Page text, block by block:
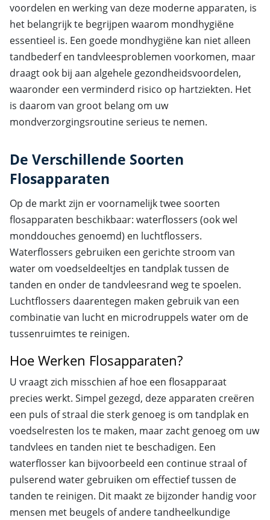
voordelen en werking van deze moderne apparaten, is
het belangrijk te begrijpen waarom mondhygiëne
essentieel is. Een goede mondhygiëne kan niet alleen
tandbederf en tandvleesproblemen voorkomen, maar
draagt ook bij aan algehele gezondheidsvoordelen,
waaronder een verminderd risico op hartziekten. Het
is daarom van groot belang om uw
mondverzorgingsroutine serieus te nemen.
De Verschillende Soorten
Flosapparaten
Op de markt zijn er voornamelijk twee soorten
flosapparaten beschikbaar: waterflossers (ook wel
monddouches genoemd) en luchtflossers.
Waterflossers gebruiken een gerichte stroom van
water om voedseldeeltjes en tandplak tussen de
tanden en onder de tandvleesrand weg te spoelen.
Luchtflossers daarentegen maken gebruik van een
combinatie van lucht en microdruppels water om de
tussenruimtes te reinigen.
Hoe Werken Flosapparaten?
U vraagt zich misschien af hoe een flosapparaat
precies werkt. Simpel gezegd, deze apparaten creëren
een puls of straal die sterk genoeg is om tandplak en
voedselresten los te maken, maar zacht genoeg om uw
tandvlees en tanden niet te beschadigen. Een
waterflosser kan bijvoorbeeld een continue straal of
pulserend water gebruiken om effectief tussen de
tanden te reinigen. Dit maakt ze bijzonder handig voor
mensen met beugels of andere tandheelkundige